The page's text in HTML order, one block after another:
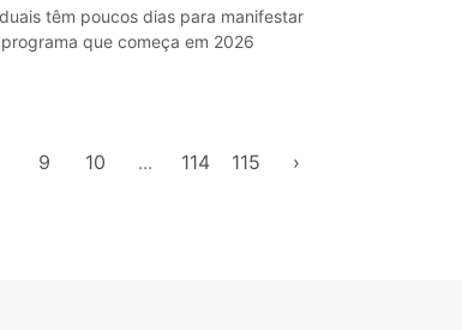
têm poucos dias para manifestar
que começa em 2026
9 10 ... 114 115 ›